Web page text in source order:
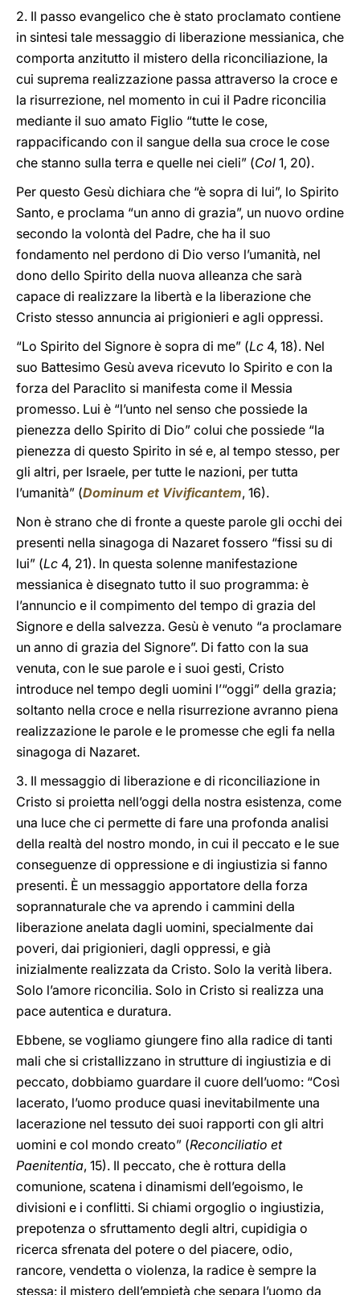
2. Il passo evangelico che è stato proclamato contiene
in sintesi tale messaggio di liberazione messianica, che
comporta anzitutto il mistero della riconciliazione, la
cui suprema realizzazione passa attraverso la croce e
la risurrezione, nel momento in cui il Padre riconcilia
mediante il suo amato Figlio “tutte le cose,
rappacificando con il sangue della sua croce le cose
che stanno sulla terra e quelle nei cieli” (Col 1, 20).
Per questo Gesù dichiara che “è sopra di lui”, lo Spirito
Santo, e proclama “un anno di grazia”, un nuovo ordine
secondo la volontà del Padre, che ha il suo
fondamento nel perdono di Dio verso l’umanità, nel
dono dello Spirito della nuova alleanza che sarà
capace di realizzare la libertà e la liberazione che
Cristo stesso annuncia ai prigionieri e agli oppressi.
“Lo Spirito del Signore è sopra di me” (Lc 4, 18). Nel
suo Battesimo Gesù aveva ricevuto lo Spirito e con la
forza del Paraclito si manifesta come il Messia
promesso. Lui è “l’unto nel senso che possiede la
pienezza dello Spirito di Dio” colui che possiede “la
pienezza di questo Spirito in sé e, al tempo stesso, per
gli altri, per Israele, per tutte le nazioni, per tutta
l’umanità” (Dominum et Vivificantem, 16).
Non è strano che di fronte a queste parole gli occhi dei
presenti nella sinagoga di Nazaret fossero “fissi su di
lui” (Lc 4, 21). In questa solenne manifestazione
messianica è disegnato tutto il suo programma: è
l’annuncio e il compimento del tempo di grazia del
Signore e della salvezza. Gesù è venuto “a proclamare
un anno di grazia del Signore”. Di fatto con la sua
venuta, con le sue parole e i suoi gesti, Cristo
introduce nel tempo degli uomini l’“oggi” della grazia;
soltanto nella croce e nella risurrezione avranno piena
realizzazione le parole e le promesse che egli fa nella
sinagoga di Nazaret.
3. Il messaggio di liberazione e di riconciliazione in
Cristo si proietta nell’oggi della nostra esistenza, come
una luce che ci permette di fare una profonda analisi
della realtà del nostro mondo, in cui il peccato e le sue
conseguenze di oppressione e di ingiustizia si fanno
presenti. È un messaggio apportatore della forza
soprannaturale che va aprendo i cammini della
liberazione anelata dagli uomini, specialmente dai
poveri, dai prigionieri, dagli oppressi, e già
inizialmente realizzata da Cristo. Solo la verità libera.
Solo l’amore riconcilia. Solo in Cristo si realizza una
pace autentica e duratura.
Ebbene, se vogliamo giungere fino alla radice di tanti
mali che si cristallizzano in strutture di ingiustizia e di
peccato, dobbiamo guardare il cuore dell’uomo: “Così
lacerato, l’uomo produce quasi inevitabilmente una
lacerazione nel tessuto dei suoi rapporti con gli altri
uomini e col mondo creato” (Reconciliatio et
Paenitentia, 15). Il peccato, che è rottura della
comunione, scatena i dinamismi dell’egoismo, le
divisioni e i conflitti. Si chiami orgoglio o ingiustizia,
prepotenza o sfruttamento degli altri, cupidigia o
ricerca sfrenata del potere o del piacere, odio,
rancore, vendetta o violenza, la radice è sempre la
stessa: il mistero dell’empietà che separa l’uomo da